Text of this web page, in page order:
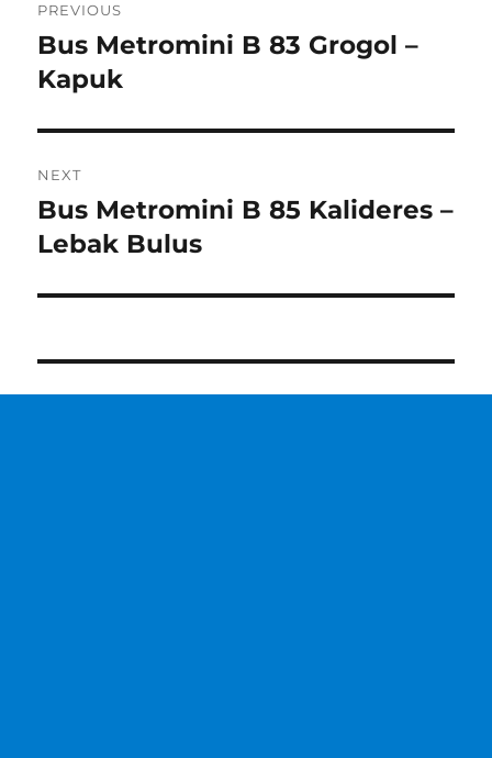
navigation
PREVIOUS
Previous
post:
Bus Metromini B 83 Grogol –
Kapuk
NEXT
Next
post:
Bus Metromini B 85 Kalideres –
Lebak Bulus